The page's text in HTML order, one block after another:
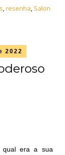
,resenha, Salon
2022
qual era a sua